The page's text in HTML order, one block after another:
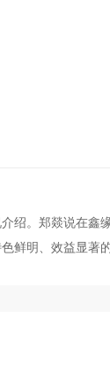
绍。郑燚说在鑫
鲜明、效益显著